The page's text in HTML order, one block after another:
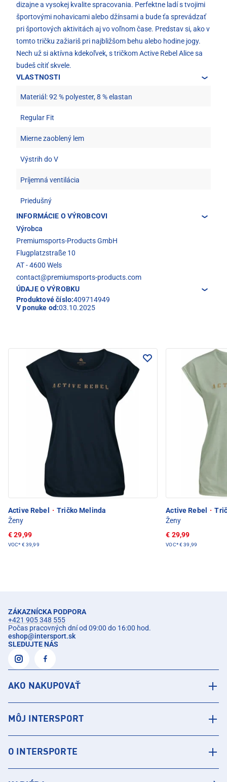
dizajne a vysokej kvalite spracovania. Perfektne ladí s tvojimi
športovými nohavicami alebo džínsami a bude ťa sprevádzať
pri športových aktivitách aj vo voľnom čase. Predstav si, ako v
tomto tričku zažiariš pri najbližšom behu alebo hodine jogy.
Nech už si aktívna kdekoľvek, s tričkom Active Rebel Alice sa
budeš cítiť skvele.
VLASTNOSTI
Materiál: 92 % polyester, 8 % elastan
Regular Fit
Mierne zaoblený lem
Výstrih do V
Príjemná ventilácia
Priedušný
INFORMÁCIE O VÝROBCOVI
Výrobca
Premiumsports-Products GmbH
Flugplatzstraße 10
AT - 4600 Wels
contact@premiumsports-products.com
ÚDAJE O VÝROBKU
Produktové číslo:409714949
V ponuke od:03.10.2025
Active Rebel · Tričko Melinda
Ženy
€ 29,99
VOC* € 39,99
Active Rebel ·
Ženy
€ 29,99
VOC*€ 39,99
ZÁKAZNÍCKA PODPORA
+421 905 348 555
Počas pracovných dní od 09:00 do 16:00 hod.
eshop@intersport.sk
SLEDUJTE NÁS
AKO NAKUPOVAŤ
MÔJ INTERSPORT
O INTERSPORTE